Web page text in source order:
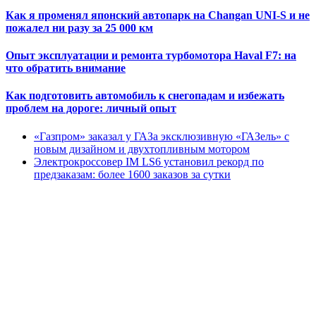
Как я променял японский автопарк на Changan UNI-S и не
пожалел ни разу за 25 000 км
Опыт эксплуатации и ремонта турбомотора Haval F7: на
что обратить внимание
Как подготовить автомобиль к снегопадам и избежать
проблем на дороге: личный опыт
«Газпром» заказал у ГАЗа эксклюзивную «ГАЗель» с
новым дизайном и двухтопливным мотором
Электрокроссовер IM LS6 установил рекорд по
предзаказам: более 1600 заказов за сутки